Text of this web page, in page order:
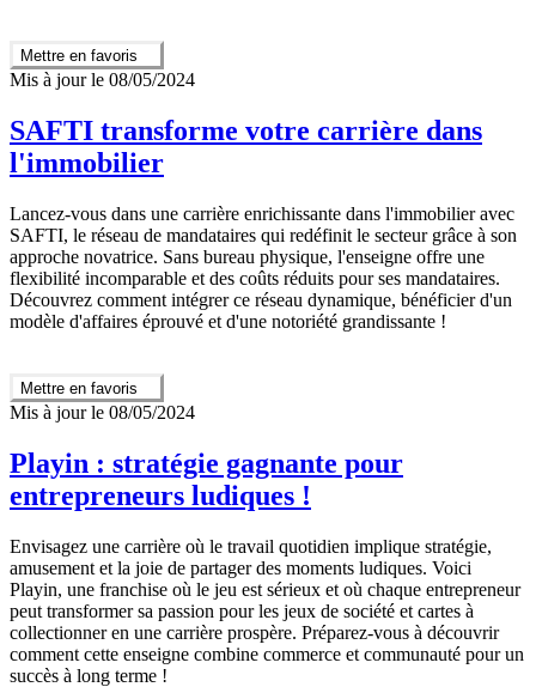
Mettre en favoris
Mis à jour le 08/05/2024
SAFTI transforme votre carrière dans
l'immobilier
Lancez-vous dans une carrière enrichissante dans l'immobilier avec
SAFTI, le réseau de mandataires qui redéfinit le secteur grâce à son
approche novatrice. Sans bureau physique, l'enseigne offre une
flexibilité incomparable et des coûts réduits pour ses mandataires.
Découvrez comment intégrer ce réseau dynamique, bénéficier d'un
modèle d'affaires éprouvé et d'une notoriété grandissante !
Mettre en favoris
Mis à jour le 08/05/2024
Playin : stratégie gagnante pour
entrepreneurs ludiques !
Envisagez une carrière où le travail quotidien implique stratégie,
amusement et la joie de partager des moments ludiques. Voici
Playin, une franchise où le jeu est sérieux et où chaque entrepreneur
peut transformer sa passion pour les jeux de société et cartes à
collectionner en une carrière prospère. Préparez-vous à découvrir
comment cette enseigne combine commerce et communauté pour un
succès à long terme !